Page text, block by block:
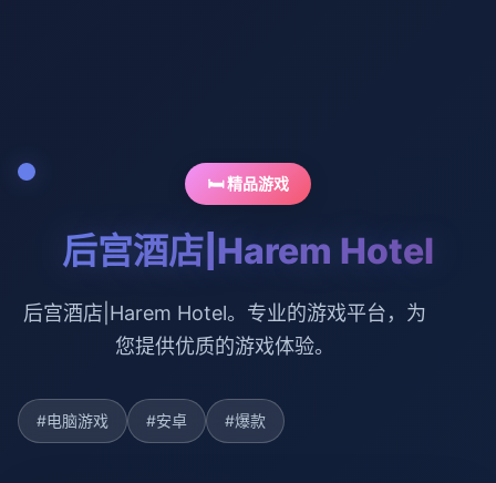
🛏️ 精品游戏
后宫酒店|Harem Hotel
后宫酒店|Harem Hotel。专业的游戏平台，为
您提供优质的游戏体验。
#电脑游戏 #安卓 #爆款